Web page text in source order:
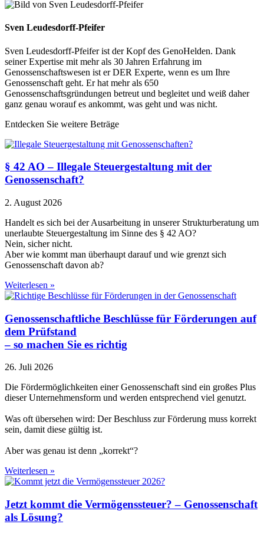
Sven Leudesdorff-Pfeifer
Sven Leudesdorff-Pfeifer ist der Kopf des GenoHelden. Dank
seiner Expertise mit mehr als 30 Jahren Erfahrung im
Genossenschaftswesen ist er DER Experte, wenn es um Ihre
Genossenschaft geht. Er hat mehr als 650
Genossenschaftsgründungen betreut und begleitet und weiß daher
ganz genau worauf es ankommt, was geht und was nicht.
Entdecken Sie weitere Beträge
§ 42 AO – Illegale Steuergestaltung mit der
Genossenschaft?
2. August 2026
Handelt es sich bei der Ausarbeitung in unserer Strukturberatung um
unerlaubte Steuergestaltung im Sinne des § 42 AO?
Nein, sicher nicht.
Aber wie kommt man überhaupt darauf und wie grenzt sich
Genossenschaft davon ab?
Weiterlesen »
Genossenschaftliche Beschlüsse für Förderungen auf
dem Prüfstand
– so machen Sie es richtig
26. Juli 2026
Die Fördermöglichkeiten einer Genossenschaft sind ein großes Plus
dieser Unternehmensform und werden entsprechend viel genutzt.
Was oft übersehen wird: Der Beschluss zur Förderung muss korrekt
sein, damit diese gültig ist.
Aber was genau ist denn „korrekt“?
Weiterlesen »
Jetzt kommt die Vermögenssteuer? – Genossenschaft
als Lösung?